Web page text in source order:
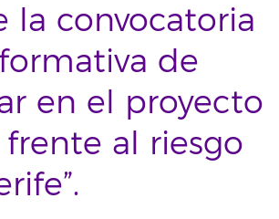
la convocatoria
de
en el proyecto
al riesgo